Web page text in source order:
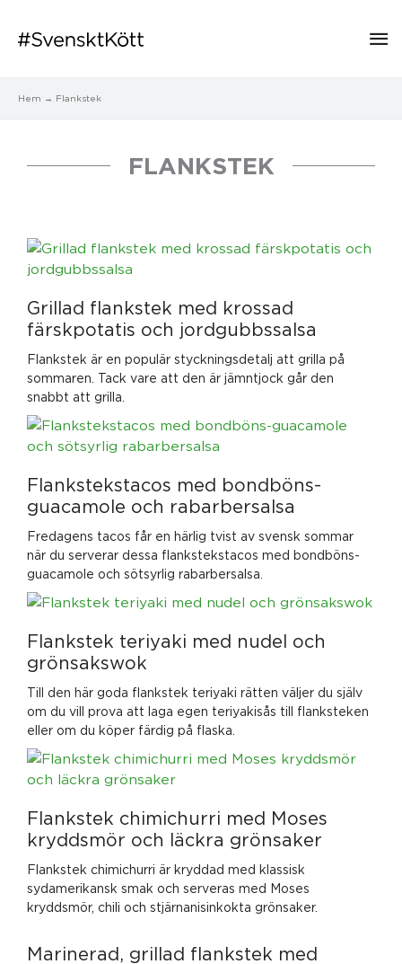
Hem Flankstek
FLANKSTEK
Grillad flankstek med krossad
färskpotatis och jordgubbssalsa
Flankstek är en populär styckningsdetalj att grilla på
sommaren. Tack vare att den är jämntjock går den
snabbt att grilla.
Flankstekstacos med bondböns-
guacamole och rabarbersalsa
Fredagens tacos får en härlig tvist av svensk sommar
när du serverar dessa flankstekstacos med bondböns-
guacamole och sötsyrlig rabarbersalsa.
Flankstek teriyaki med nudel och
grönsakswok
Till den här goda flankstek teriyaki rätten väljer du själv
om du vill prova att laga egen teriyakisås till flanksteken
eller om du köper färdig på flaska.
Flankstek chimichurri med Moses
kryddsmör och läckra grönsaker
Flankstek chimichurri är kryddad med klassisk
sydamerikansk smak och serveras med Moses
kryddsmör, chili och stjärnanisinkokta grönsaker.
Marinerad, grillad flankstek med